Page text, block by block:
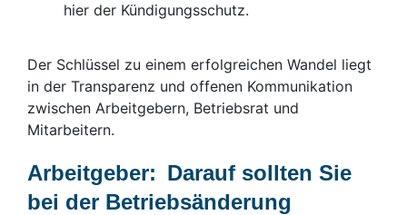
hier der Kündigungsschutz.
Der Schlüssel zu einem erfolgreichen Wandel liegt
in der Transparenz und offenen Kommunikation
zwischen Arbeitgebern, Betriebsrat und
Mitarbeitern.
Arbeitgeber: Darauf sollten Sie
bei der Betriebsänderung